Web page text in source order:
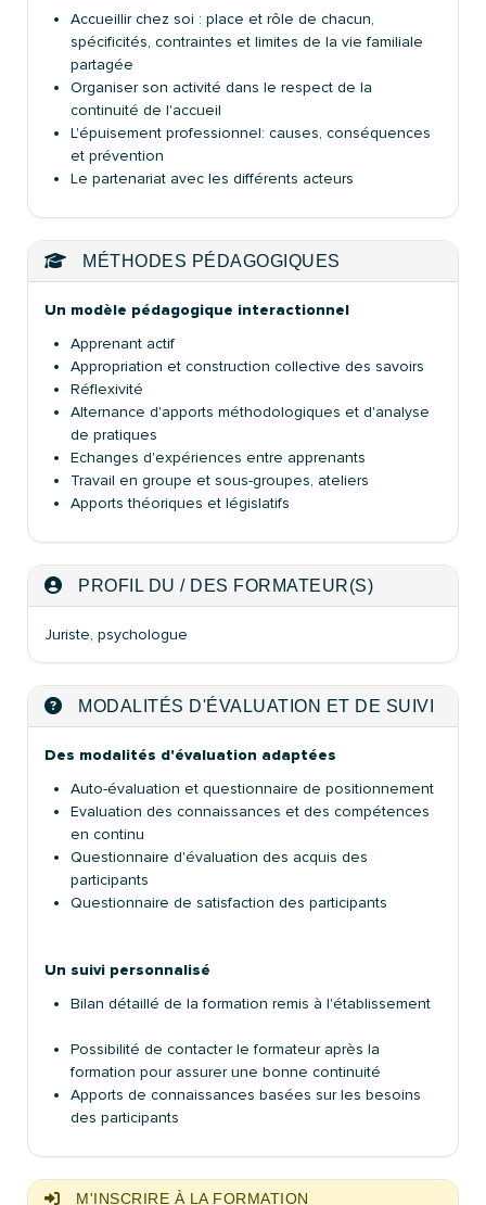
Accueillir chez soi : place et rôle de chacun,
spécificités, contraintes et limites de la vie familiale
partagée
Organiser son activité dans le respect de la
continuité de l'accueil
L'épuisement professionnel: causes, conséquences
et prévention
Le partenariat avec les différents acteurs
MÉTHODES PÉDAGOGIQUES
Un modèle pédagogique interactionnel
Apprenant actif
Appropriation et construction collective des savoirs
Réflexivité
Alternance d'apports méthodologiques et d'analyse
de pratiques
Echanges d'expériences entre apprenants
Travail en groupe et sous-groupes, ateliers
Apports théoriques et législatifs
PROFIL DU / DES FORMATEUR(S)
Juriste, psychologue
MODALITÉS D'ÉVALUATION ET DE SUIVI
Des modalités d'évaluation adaptées
Auto-évaluation et questionnaire de positionnement
Evaluation des connaissances et des compétences
en continu
Questionnaire d'évaluation des acquis des
participants
Questionnaire de satisfaction des participants
Un suivi personnalisé
Bilan détaillé de la formation remis à l'établissement
Possibilité de contacter le formateur après la
formation pour assurer une bonne continuité
Apports de connaissances basées sur les besoins
des participants
M'INSCRIRE À LA FORMATION